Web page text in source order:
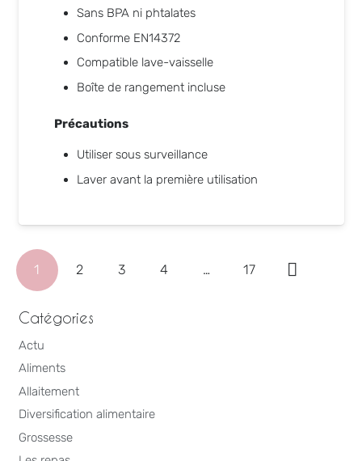
Sans BPA ni phtalates
Conforme EN14372
Compatible lave-vaisselle
Boîte de rangement incluse
Précautions
Utiliser sous surveillance
Laver avant la première utilisation
1 2 3 4 … 17
Catégories
Actu
Aliments
Allaitement
Diversification alimentaire
Grossesse